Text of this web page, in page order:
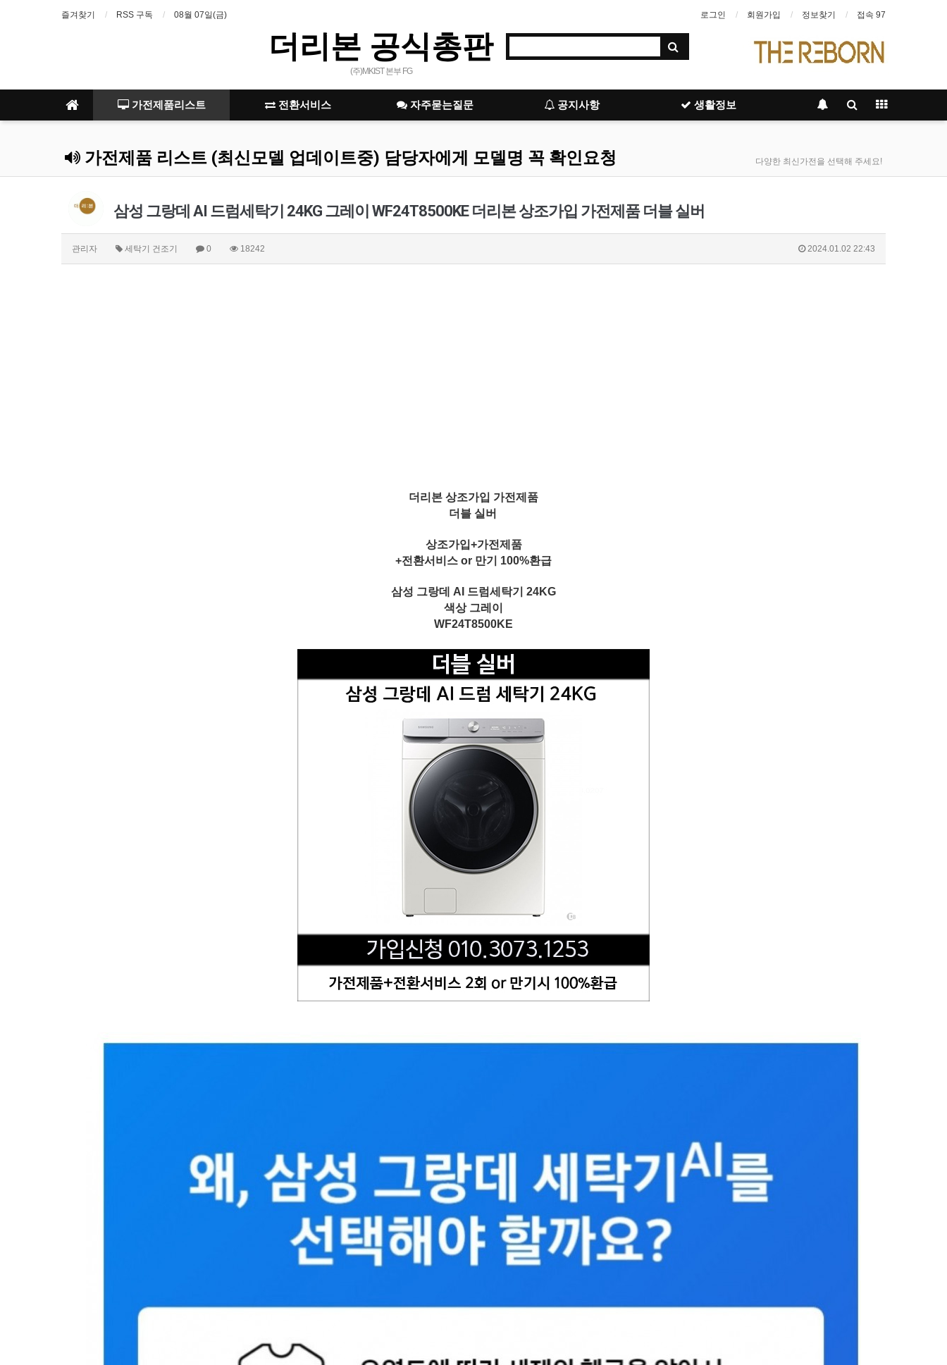
즐겨찾기 RSS 구독 08월 07일(금) 로그인 회원가입 정보찾기 접속 97
더리본 공식총판
(주)MKIST 본부 FG
가전제품리스트 전환서비스 자주묻는질문 공지사항 생활정보
가전제품 리스트 (최신모델 업데이트중) 담당자에게 모델명 꼭 확인요청 다양한 최신가전을 선택해 주세요!
삼성 그랑데 AI 드럼세탁기 24KG 그레이 WF24T8500KE 더리본 상조가입 가전제품 더블 실버
관리자 세탁기 건조기 0 18242 2024.01.02 22:43
더리본 상조가입 가전제품
더블 실버
상조가입+가전제품
+전환서비스 or 만기 100%환급
삼성 그랑데 AI 드럼세탁기 24KG
색상 그레이
WF24T8500KE